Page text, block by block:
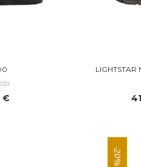
€
-20%